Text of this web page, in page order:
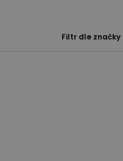
Filtr dle značky